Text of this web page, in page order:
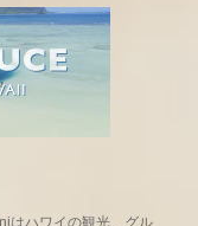
はハワイの観光、グル